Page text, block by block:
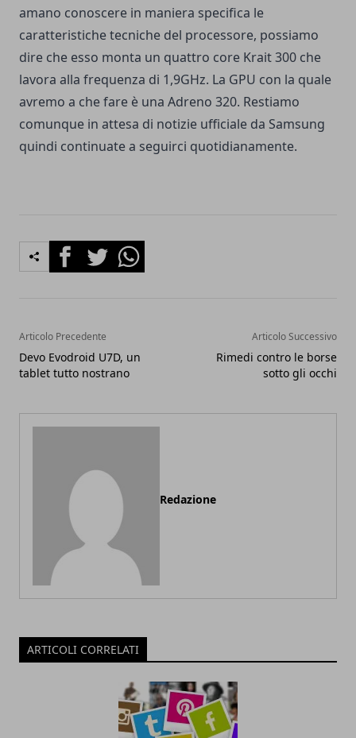
amano conoscere in maniera specifica le
caratteristiche tecniche del processore, possiamo
dire che esso monta un quattro core Krait 300 che
lavora alla frequenza di 1,9GHz. La GPU con la quale
avremo a che fare è una Adreno 320. Restiamo
comunque in attesa di notizie ufficiale da Samsung
quindi continuate a seguirci quotidianamente.
FacebookTwitterWhatsapp
Articolo Precedente
Devo Evodroid U7D, un
tablet tutto nostrano
Articolo Successivo
Rimedi contro le borse
sotto gli occhi
Redazione
ARTICOLI CORRELATI